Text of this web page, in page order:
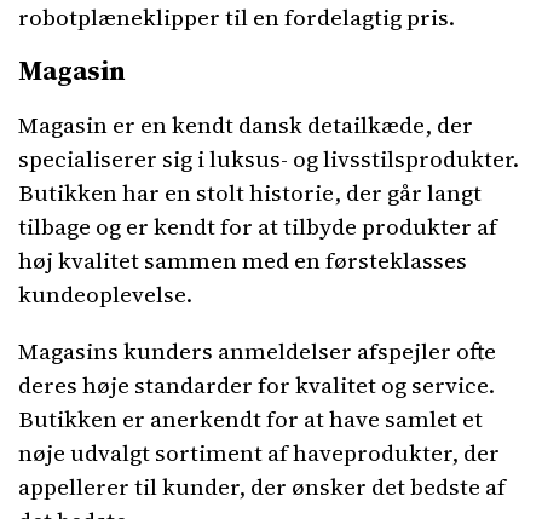
robotplæneklipper til en fordelagtig pris.
Magasin
Magasin er en kendt dansk detailkæde, der
specialiserer sig i luksus- og livsstilsprodukter.
Butikken har en stolt historie, der går langt
tilbage og er kendt for at tilbyde produkter af
høj kvalitet sammen med en førsteklasses
kundeoplevelse.
Magasins kunders anmeldelser afspejler ofte
deres høje standarder for kvalitet og service.
Butikken er anerkendt for at have samlet et
nøje udvalgt sortiment af haveprodukter, der
appellerer til kunder, der ønsker det bedste af